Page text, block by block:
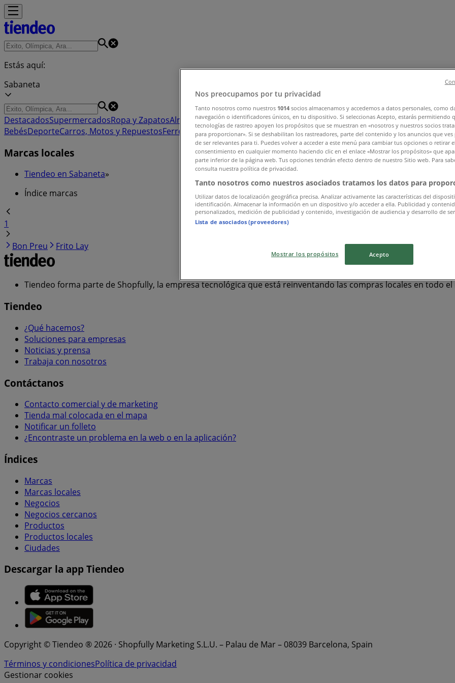
Estás aquí:
Sabaneta
DestacadosSupermercadosRopa y ZapatosAlmacenesHogar y MueblesInformática y ElectrónicaFarmacias,
BebésDeporteCarros, Motos y RepuestosFerreterías y ConstrucciónLibros y CineViajesBancos y Seguros
Marcas locales
Tiendeo en Sabaneta»
Índice marcas
1
Bon Preu
Frito Lay
Tiendeo forma parte de Shopfully, la empresa tecnológica que está reinventando las compras locales en todo
Tiendeo
¿Qué hacemos?
Soluciones para empresas
Noticias y prensa
Trabaja con nosotros
Contáctanos
Contacto comercial y de marketing
Tienda mal colocada en el mapa
Notificar un folleto
¿Encontraste un problema en la web o en la aplicación?
Índices
Marcas
Marcas locales
Negocios
Negocios cercanos
Productos
Productos locales
Ciudades
Descargar la app Tiendeo
Copyright © Tiendeo ® 2026 · Shopfully Marketing S.L.U. – Palau de Mar – 08039 Barcelona, Spain
Términos y condicionesPolítica de privacidad
Gestionar cookies
Nos preocupamos por tu privacidad
Tanto nosotros como nuestros 1014 socios almacenamos y accedemos a datos personales, como
navegación o identificadores únicos, en tu dispositivo. Si seleccionas Acepto, estarás permitiendo
tecnologías de rastreo apoyen los propósitos que se muestran en «nosotros y nuestros socios
para proporcionar». Si se deshabilitan los rastreadores, parte del contenido y los anuncios que
de ser relevantes para ti. Puedes volver a acceder a este menú para cambiar tus opciones o retirar el
consentimiento en cualquier momento haciendo clic en el enlace «Mostrar los propósitos» que
parte inferior de la página web. Tus opciones tendrán efecto dentro de nuestro Sitio web. Para
consulta nuestra política de privacidad.
Tanto nosotros como nuestros asociados tratamos los datos para
Utilizar datos de localización geográfica precisa. Analizar activamente las características del
identificación. Almacenar la información en un dispositivo y/o acceder a ella. Publicidad y
personalizados, medición de publicidad y contenido, investigación de audiencia y desarrollo de
Lista de asociados (proveedores)
Mostrar los propósitos Acepto